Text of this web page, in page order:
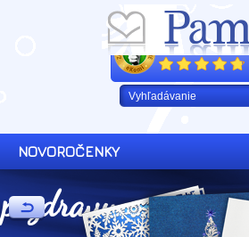
+421 32 64 02
NOVOROČENKY